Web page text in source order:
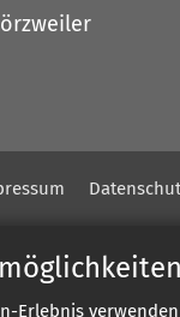
Erlebnis